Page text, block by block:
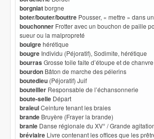
borgniatborgne
boter/bouter/bouttre Pousser, « mettre » dans
bouchonner Frotter avec un bouchon de paille
sueur ou la malpropreté
boulgrehérétique
bougre Individu (Péjoratif), Sodimite, hérétique
bourrasGrosse toile faite d’étoupe et de chanvre
bourdon Bâton de marche des pélerins
boutedieu (Péjoratif) Juif
bouteiller Responsable de l’échansonnerie
boute-selle Départ
braïeulCeinture tenant les braies
brande Bruyère (Frayer la brande)
branle Danse régionale du XV° / Grande
bréviaire Livre contenant les offices que les